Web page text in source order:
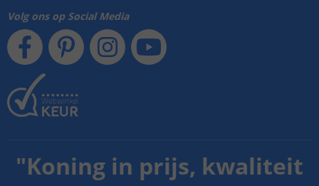
Volg ons op Social Media
"Koning in prijs, kwaliteit